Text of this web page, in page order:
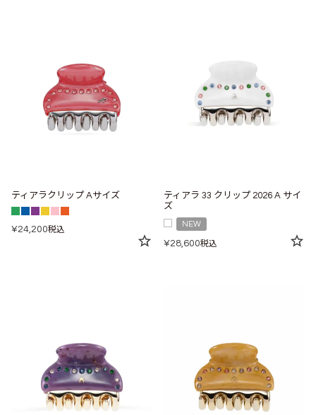
ティアラクリップ Aサイズ
¥24,200税込
ティアラ 33 クリップ 2026 A サイ
ズ
NEW
¥28,600税込